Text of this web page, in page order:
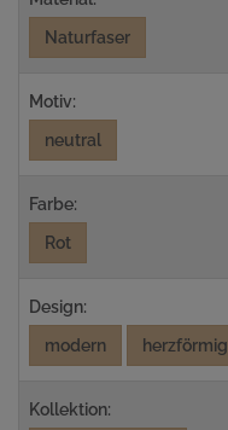
Naturfaser
Motiv:
neutral
Farbe:
Rot
Design:
modern
herzförmig
Kollektion: